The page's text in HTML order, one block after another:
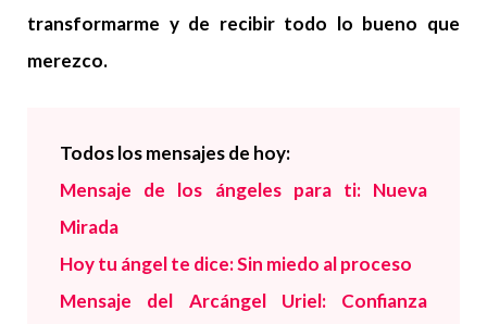
transformarme y de recibir todo lo bueno que
merezco.
Todos los mensajes de hoy:
Mensaje de los ángeles para ti: Nueva
Mirada
Hoy tu ángel te dice: Sin miedo al proceso
Mensaje del Arcángel Uriel: Confianza